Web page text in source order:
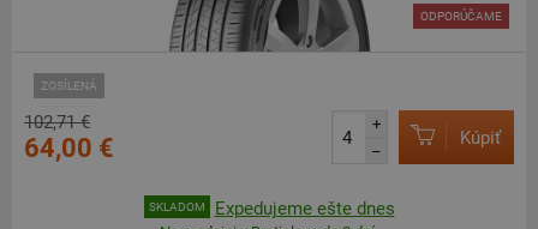
ZOSÍLENÁ
ODPORÚČAME
102,71 €
64,00 €
+
–
Kúpiť
SKLADOM Expedujeme ešte dnes